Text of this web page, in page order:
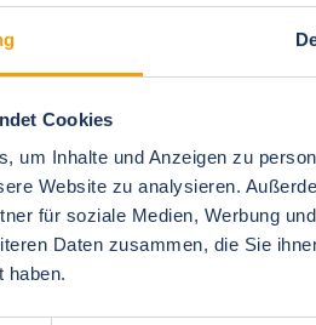
Cookies
um Inhalte und Anzeigen zu
Website zu analysieren.
für soziale Medien, Werbung
Daten zusammen, die Sie
haben.